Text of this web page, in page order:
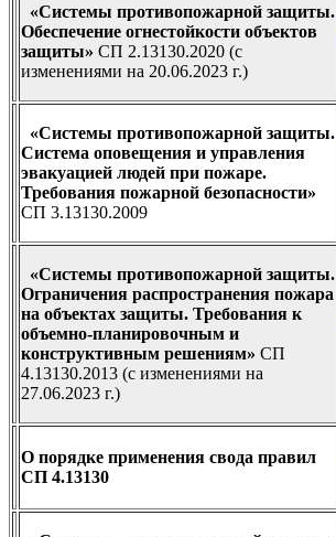
«Системы противопожарной защиты.
Обеспечение огнестойкости объектов
защиты» СП 2.13130.2020 (с
изменениями на 20.06.2023 г.)
«Системы противопожарной защиты.
Система оповещения и управления
эвакуацией людей при пожаре.
Требования пожарной безопасности»
СП 3.13130.2009
«Системы противопожарной защиты.
Ограничения распространения пожара
на объектах защиты. Требования к
объемно-планировочным и
конструктивным решениям» СП
4.13130.2013 (с изменениями на
27.06.2023 г.)
О порядке применения свода правил
СП 4.13130